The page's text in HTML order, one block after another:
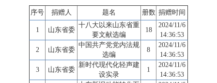
序号 捐赠人 题名 册数 捐赠时间
1 山东省委
十八大以来山东省重
要文献选编
18
2024/11/6
14:36:53
2 山东省委
中国共产党党内法规
选编
8
2024/11/6
14:36:53
3 山东省委
新时代现代化轻声建
设实录
1
2024/11/6
14:36:53